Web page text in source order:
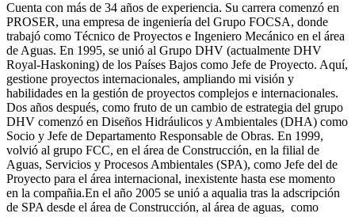
Cuenta con más de 34 años de experiencia. Su carrera comenzó en
PROSER, una empresa de ingeniería del Grupo FOCSA, donde
trabajó como Técnico de Proyectos e Ingeniero Mecánico en el área
de Aguas. En 1995, se unió al Grupo DHV (actualmente DHV
Royal-Haskoning) de los Países Bajos como Jefe de Proyecto. Aquí,
gestione proyectos internacionales, ampliando mi visión y
habilidades en la gestión de proyectos complejos e internacionales.
Dos años después, como fruto de un cambio de estrategia del grupo
DHV comenzó en Diseños Hidráulicos y Ambientales (DHA) como
Socio y Jefe de Departamento Responsable de Obras. En 1999,
volvió al grupo FCC, en el área de Construcción, en la filial de
Aguas, Servicios y Procesos Ambientales (SPA), como Jefe del de
Proyecto para el área internacional, inexistente hasta ese momento
en la compañia.En el año 2005 se unió a aqualia tras la adscripción
de SPA desde el área de Construcción, al área de aguas, como